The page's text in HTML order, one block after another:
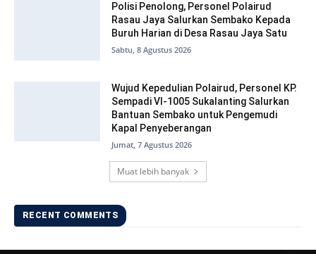
Polisi Penolong, Personel Polairud
Rasau Jaya Salurkan Sembako Kepada
Buruh Harian di Desa Rasau Jaya Satu
Sabtu, 8 Agustus 2026
Wujud Kepedulian Polairud, Personel KP.
Sempadi VI-1005 Sukalanting Salurkan
Bantuan Sembako untuk Pengemudi
Kapal Penyeberangan
Jumat, 7 Agustus 2026
Muat lebih banyak
RECENT COMMENTS